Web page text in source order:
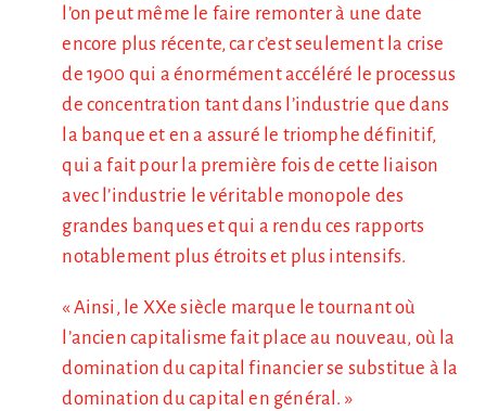
l’on peut même le faire remonter à une date
encore plus récente, car c’est seulement la crise
de 1900 qui a énormément accéléré le processus
de concentration tant dans l’industrie que dans
la banque et en a assuré le triomphe définitif,
qui a fait pour la première fois de cette liaison
avec l’industrie le véritable monopole des
grandes banques et qui a rendu ces rapports
notablement plus étroits et plus intensifs.
« Ainsi, le XXe siècle marque le tournant où
l’ancien capitalisme fait place au nouveau, où la
domination du capital financier se substitue à la
domination du capital en général. »